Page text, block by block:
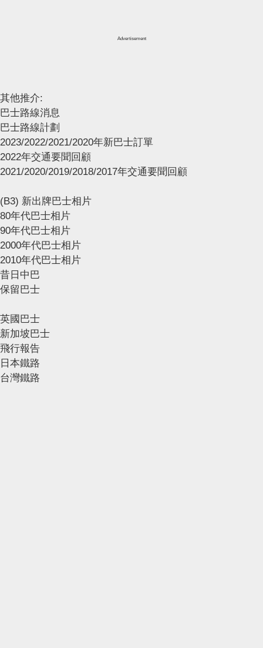
Advertisement
其他推介:
巴士路線消息
巴士路線計劃
2023/2022/2021/2020年新巴士訂單
2022年交通要聞回顧
2021/2020/2019/2018/2017年交通要聞回顧
(B3) 新出牌巴士相片
80年代巴士相片
90年代巴士相片
2000年代巴士相片
2010年代巴士相片
昔日中巴
保留巴士
英國巴士
新加坡巴士
飛行報告
日本鐵路
台灣鐵路